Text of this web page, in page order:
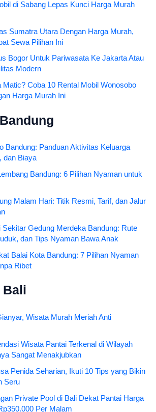
di Sabang Lepas Kunci Harga Murah
Sumatra Utara Dengan Harga Murah,
Sewa Pilihan Ini
Bogor Untuk Pariwasata Ke Jakarta Atau
Modern
Matic? Coba 10 Rental Mobil Wonosobo
Harga Murah Ini
Bandung: Panduan Aktivitas Keluarga
dan Biaya
Bandung: 6 Pilihan Nyaman untuk
Malam Hari: Titik Resmi, Tarif, dan Jalur
Sekitar Gedung Merdeka Bandung: Rute
dan Tips Nyaman Bawa Anak
Balai Kota Bandung: 7 Pilihan Nyaman
Ribet
Bali
Wisata Murah Meriah Anti
Wisata Pantai Terkenal di Wilayah
Sangat Menakjubkan
Penida Seharian, Ikuti 10 Tips yang Bikin
Seru
Private Pool di Bali Dekat Pantai Harga
Per Malam